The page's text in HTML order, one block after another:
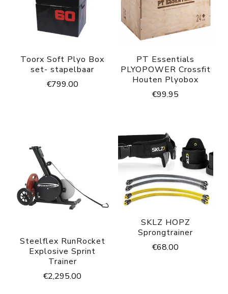
Toorx Soft Plyo Box
set- stapelbaar
€799.00
PT Essentials
PLYOPOWER Crossfit
Houten Plyobox
€99.95
Steelflex RunRocket
Explosive Sprint
Trainer
€2,295.00
SKLZ HOPZ
Sprongtrainer
€68.00